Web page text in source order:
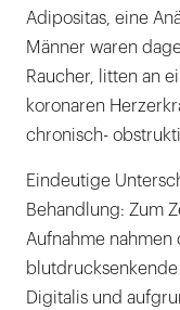
Adipositas, eine
Männer waren
Raucher, litten an
koronaren
chronisch-
Eindeutige
Behandlung: Zum
Aufnahme nahmen
Digitalis und